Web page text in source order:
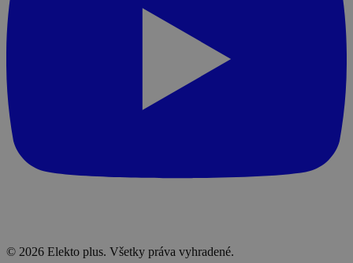
© 2026 Elekto plus. Všetky práva vyhradené.